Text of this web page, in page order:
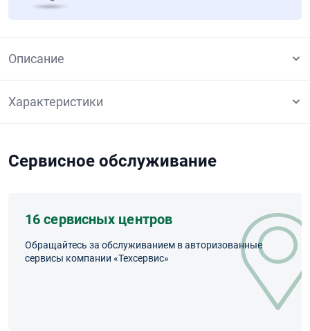
Описание
Характеристики
Сервисное обслуживание
16 сервисных центров
Обращайтесь за обслуживанием в авторизованные
сервисы компании «Техсервис»